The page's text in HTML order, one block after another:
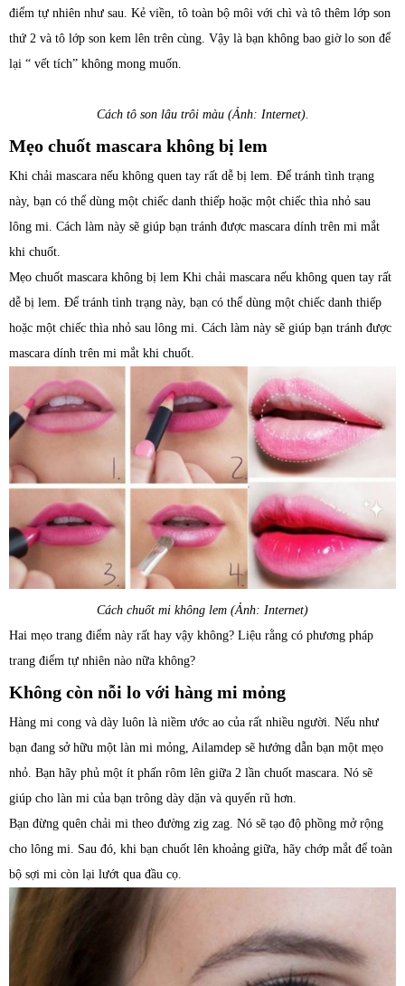
điểm tự nhiên như sau. Kẻ viền, tô toàn bộ môi với chì và tô thêm lớp son
thứ 2 và tô lớp son kem lên trên cùng. Vậy là bạn không bao giờ lo son để
lại “ vết tích” không mong muốn.
Cách tô son lâu trôi màu (Ảnh: Internet).
Mẹo chuốt mascara không bị lem
Khi chải mascara nếu không quen tay rất dễ bị lem. Để tránh tình trạng
này, bạn có thể dùng một chiếc danh thiếp hoặc một chiếc thìa nhỏ sau
lông mi. Cách làm này sẽ giúp bạn tránh được mascara dính trên mi mắt
khi chuốt.
Mẹo chuốt mascara không bị lem Khi chải mascara nếu không quen tay rất
dễ bị lem. Để tránh tình trạng này, bạn có thể dùng một chiếc danh thiếp
hoặc một chiếc thìa nhỏ sau lông mi. Cách làm này sẽ giúp bạn tránh được
mascara dính trên mi mắt khi chuốt.
Cách chuốt mi không lem (Ảnh: Internet)
Hai mẹo trang điểm này rất hay vậy không? Liệu rằng có phương pháp
trang điểm tự nhiên nào nữa không?
Không còn nỗi lo với hàng mi mỏng
Hàng mi cong và dày luôn là niềm ước ao của rất nhiều người. Nếu như
bạn đang sở hữu một làn mi mỏng, Ailamdep sẽ hướng dẫn bạn một mẹo
nhỏ. Bạn hãy phủ một ít phấn rôm lên giữa 2 lần chuốt mascara. Nó sẽ
giúp cho làn mi của bạn trông dày dặn và quyến rũ hơn.
Bạn đừng quên chải mi theo đường zig zag. Nó sẽ tạo độ phồng mở rộng
cho lông mi. Sau đó, khi bạn chuốt lên khoảng giữa, hãy chớp mắt để toàn
bộ sợi mi còn lại lướt qua đầu cọ.